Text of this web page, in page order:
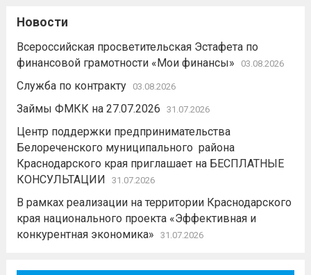
Новости
Всероссийская просветительская Эстафета по
финансовой грамотности «Мои финансы»
03.08.2026
Служба по контракту 03.08.2026
Займы ФМКК на 27.07.2026 31.07.2026
Центр поддержки предпринимательства
Белореченского муниципального района
Краснодарского края приглашает на БЕСПЛАТНЫЕ
КОНСУЛЬТАЦИИ
31.07.2026
В рамках реализации на территории Краснодарского
края национального проекта «Эффективная и
конкурентная экономика»
31.07.2026